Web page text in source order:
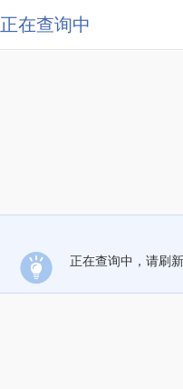
正在查询中
正在查询中，请刷